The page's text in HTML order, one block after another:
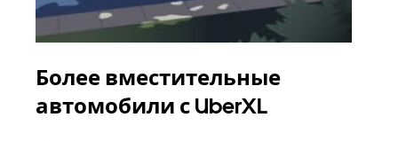
Более вместительные
автомобили с UberXL